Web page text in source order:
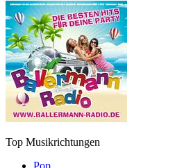
Top Musikrichtungen